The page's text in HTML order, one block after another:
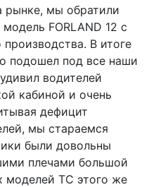
рынке, мы обратили
FORLAND 12 с
В итоге
подошел под все наши
водителей
кабиной и очень
дефицит
мы стараемся
были довольны
плечами большой
моделей ТС этого же